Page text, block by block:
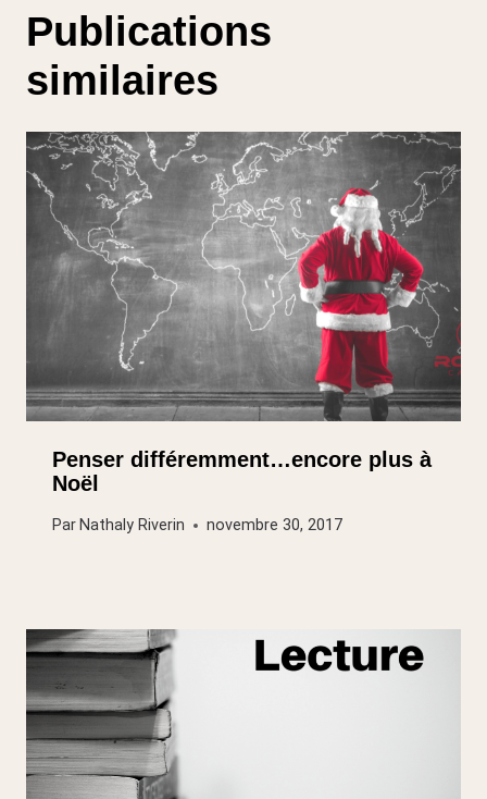
Publications
similaires
Penser différemment…encore plus à
Noël
Par Nathaly Riverin novembre 30, 2017